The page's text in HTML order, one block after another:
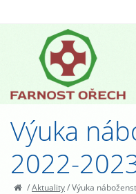
Výuka
2022-
/Aktuality/Výuka